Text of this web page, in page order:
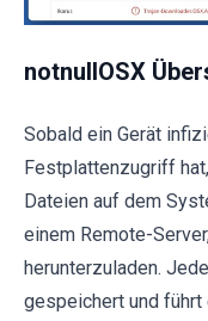
notnullOSX
Sobald ein Gerät
Festplattenzugriff
Dateien auf dem
einem Remote-
herunterzuladen.
gespeichert und